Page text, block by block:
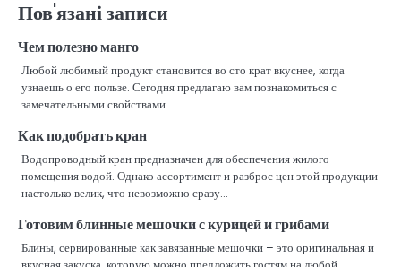
Пов'язані записи
Чем полезно манго
Любой любимый продукт становится во сто крат вкуснее, когда
узнаешь о его пользе. Сегодня предлагаю вам познакомиться с
замечательными свойствами…
Как подобрать кран
Водопроводный кран предназначен для обеспечения жилого
помещения водой. Однако ассортимент и разброс цен этой продукции
настолько велик, что невозможно сразу…
Готовим блинные мешочки с курицей и грибами
Блины, сервированные как завязанные мешочки – это оригинальная и